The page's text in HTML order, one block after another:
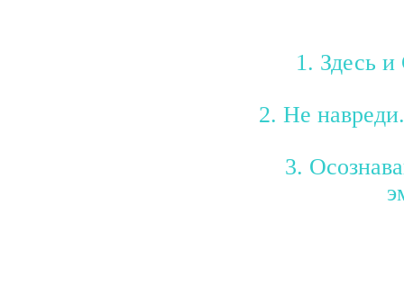
1. Здесь и
2. Не
3.